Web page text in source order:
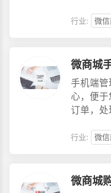
行业: 微
微商城
手机端管
心，便
订单，
行业: 微
微商城